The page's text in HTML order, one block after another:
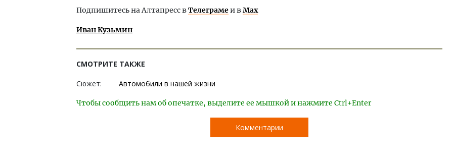
Подпишитесь на Алтапресс вТелеграмеи вMax
Иван Кузьмин
СМОТРИТЕ ТАКЖЕ
Сюжет: Автомобили в нашей жизни
Чтобы сообщить нам об опечатке, выделите ее мышкой и нажмите Ctrl+Enter
Комментарии